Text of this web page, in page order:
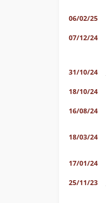
06/02/25
07/12/24
31/10/24
18/10/24
16/08/24
18/03/24
17/01/24
25/11/23